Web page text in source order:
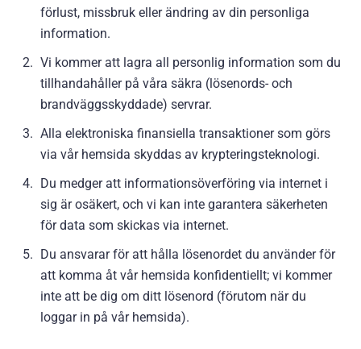
förlust, missbruk eller ändring av din personliga
information.
Vi kommer att lagra all personlig information som du
tillhandahåller på våra säkra (lösenords- och
brandväggsskyddade) servrar.
Alla elektroniska finansiella transaktioner som görs
via vår hemsida skyddas av krypteringsteknologi.
Du medger att informationsöverföring via internet i
sig är osäkert, och vi kan inte garantera säkerheten
för data som skickas via internet.
Du ansvarar för att hålla lösenordet du använder för
att komma åt vår hemsida konfidentiellt; vi kommer
inte att be dig om ditt lösenord (förutom när du
loggar in på vår hemsida).